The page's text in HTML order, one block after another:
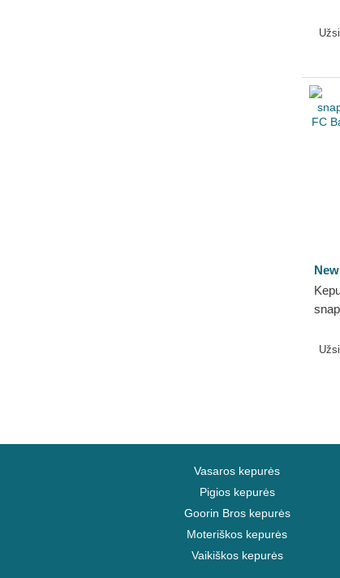
Vasaros kepurės
Pigios kepurės
Goorin Bros kepurės
Moteriškos kepurės
Vaikiškos kepurės